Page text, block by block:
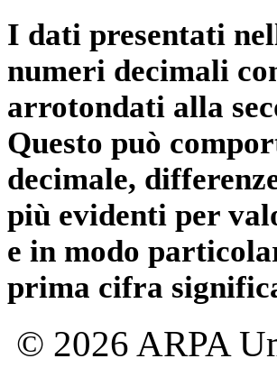
I dati presentati
numeri decimali
arrotondati alla
Questo può
decimale,
più evidenti per
e in modo
prima cifra
© 2026 ARPA